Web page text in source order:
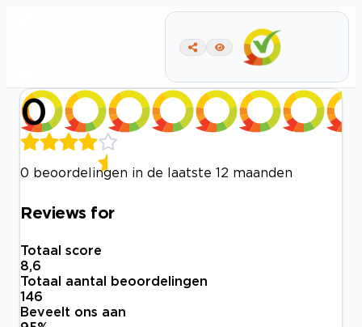
0
0 beoordelingen in de laatste 12 maanden
Reviews for
Totaal score
8,6
Totaal aantal beoordelingen
146
Beveelt ons aan